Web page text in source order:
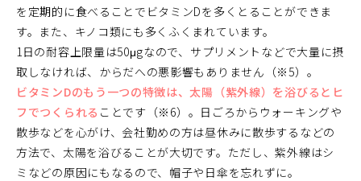
を定期的に食べることでビタミンDを多くとることができま
す。また、キノコ類にも多くふくまれています。
1日の耐容上限量は50μgなので、サプリメントなどで大量に摂
取しなければ、からだへの悪影響もありません（※5）。
ビタミンDのもう一つの特徴は、太陽（紫外線）を浴びるとヒ
フでつくられる ことです（※6）。日ごろからウォーキングや
散歩などを心がけ、会社勤めの方は昼休みに散歩するなどの
方法で、太陽を浴びることが大切です。ただし、紫外線はシ
ミなどの原因にもなるので、帽子や日傘を忘れずに。